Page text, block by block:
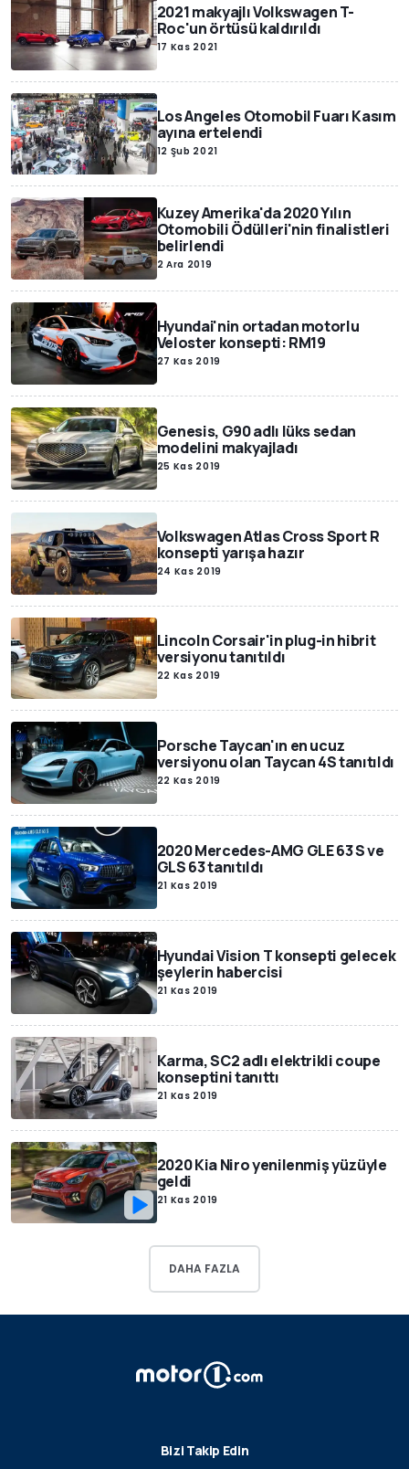
2021 makyajlı Volkswagen T-
Roc'un örtüsü kaldırıldı
17 Kas 2021
Los Angeles Otomobil Fuarı Kasım
ayına ertelendi
12 Şub 2021
Kuzey Amerika'da 2020 Yılın
Otomobili Ödülleri'nin finalistleri
belirlendi
2 Ara 2019
Hyundai'nin ortadan motorlu
Veloster konsepti: RM19
27 Kas 2019
Genesis, G90 adlı lüks sedan
modelini makyajladı
25 Kas 2019
Volkswagen Atlas Cross Sport R
konsepti yarışa hazır
24 Kas 2019
Lincoln Corsair'in plug-in hibrit
versiyonu tanıtıldı
22 Kas 2019
Porsche Taycan'ın en ucuz
versiyonu olan Taycan 4S tanıtıldı
22 Kas 2019
2020 Mercedes-AMG GLE 63 S ve
GLS 63 tanıtıldı
21 Kas 2019
Hyundai Vision T konsepti gelecek
şeylerin habercisi
21 Kas 2019
Karma, SC2 adlı elektrikli coupe
konseptini tanıttı
21 Kas 2019
2020 Kia Niro yenilenmiş yüzüyle
geldi
21 Kas 2019
DAHA FAZLA
Bizi Takip Edin